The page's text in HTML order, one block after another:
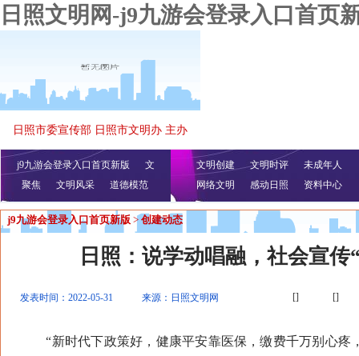
日照文明网-j9九游会登录入口首页
日照市委宣传部 日照市文明办 主办
j9九游会登录入口首页新版
文
明播报
公益视频
聚焦 文明风采 道德模范
文明创建 文明时评
未成年人
网络文明
感动日照 资料中心
j9九游会登录入口首页新版 > 创建动态
日照：说学动唱融，社会宣传
发表时间：2022-05-31 来源：日照文明网 [] []
“新时代下政策好，健康平安靠医保，缴费千万别心疼